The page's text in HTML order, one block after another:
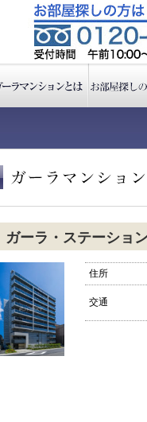
ガーラ・ステーショ
住所
交通